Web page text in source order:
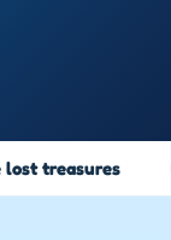
lost treasures